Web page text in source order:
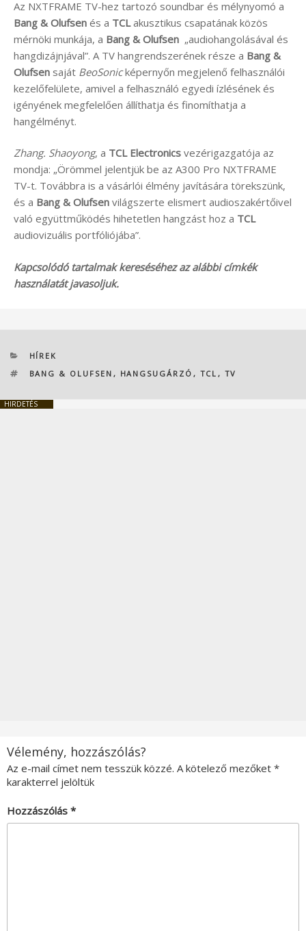
Az NXTFRAME TV-hez tartozó soundbar és mélynyomó a
Bang & Olufsen és a TCLakusztikus csapatának közös
mérnöki munkája, a Bang & Olufsen „audiohangolásával és
hangdizájnjával”. A TV hangrendszerének része a Bang &
Olufsen saját BeoSonicképernyőn megjelenő felhasználói
kezelőfelülete, amivel a felhasználó egyedi ízlésének és
igényének megfelelően állíthatja és finomíthatja a
hangélményt.
Zhang. Shaoyong, a TCL Electronics vezérigazgatója az
mondja: „Örömmel jelentjük be az A300 Pro NXTFRAME
TV-t. Továbbra is a vásárlói élmény javítására törekszünk,
és a Bang & Olufsen világszerte elismert audioszakértőivel
való együttműködés hihetetlen hangzást hoz a TCL
audiovizuális portfóliójába”.
Kapcsolódó tartalmak kereséséhez az alábbi címkék
használatát javasoljuk.
KATEGÓRIÁK
HÍREK
CÍMKÉK
BANG & OLUFSEN , HANGSUGÁRZÓ , TCL , TV
HIRDETÉS
Vélemény, hozzászólás?
Az e-mail címet nem tesszük közzé. A kötelező mezőket *
karakterrel jelöltük
Hozzászólás *